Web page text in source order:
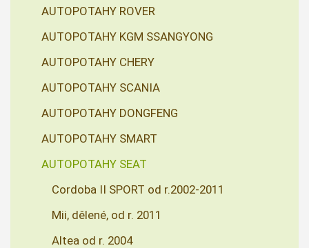
AUTOPOTAHY ROVER
AUTOPOTAHY KGM SSANGYONG
AUTOPOTAHY CHERY
AUTOPOTAHY SCANIA
AUTOPOTAHY DONGFENG
AUTOPOTAHY SMART
AUTOPOTAHY SEAT
Cordoba II SPORT od r.2002-2011
Mii, dělené, od r. 2011
Altea od r. 2004